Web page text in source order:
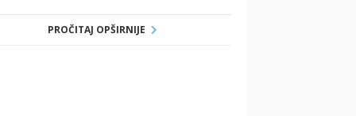
PROČITAJ OPŠIRNIJE